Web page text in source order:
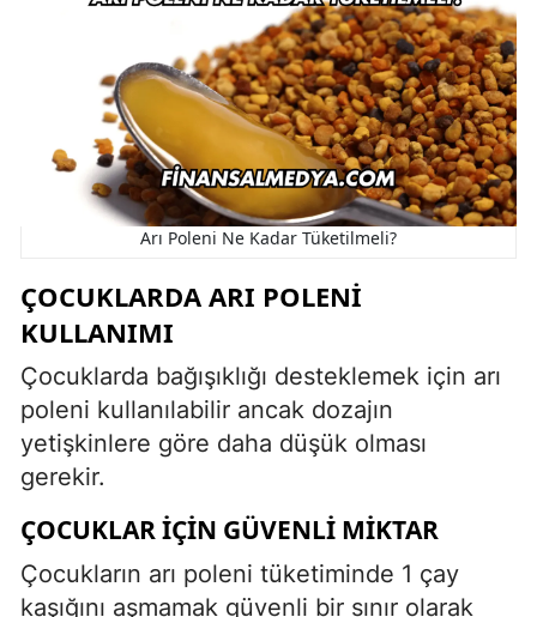
Arı Poleni Ne Kadar Tüketilmeli?
ÇOCUKLARDA ARI POLENI
KULLANIMI
Çocuklarda bağışıklığı desteklemek için arı
poleni kullanılabilir ancak dozajın
yetişkinlere göre daha düşük olması
gerekir.
ÇOCUKLAR İÇIN GÜVENLI MIKTAR
Çocukların arı poleni tüketiminde 1 çay
kaşığını aşmamak güvenli bir sınır olarak